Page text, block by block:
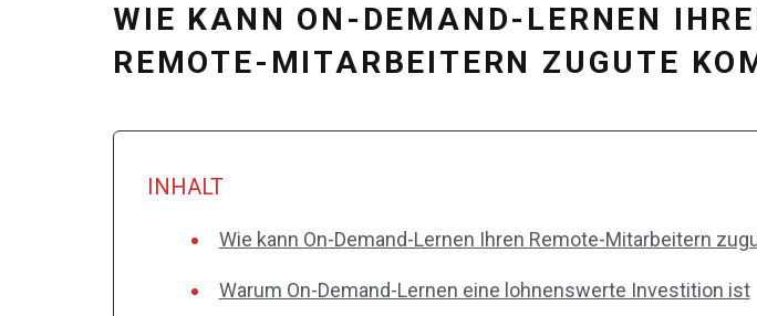
WIE KANN ON-DEMAND-LERNEN
REMOTE-MITARBEITERN ZUGUTE
INHALT
Wie kann On-Demand-Lernen Ihren Remote-Mitarbeitern
Warum On-Demand-Lernen eine lohnenswerte Investition ist